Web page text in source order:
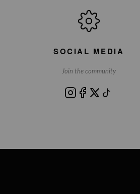
SOCIAL MEDIA
Join the community